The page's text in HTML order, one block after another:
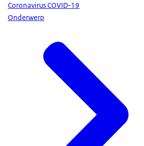
Coronavirus COVID-19
Onderwerp